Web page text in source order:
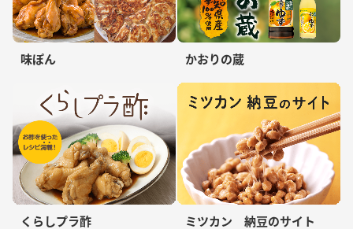
味ぽん かおりの蔵
くらしプラ酢 ミツカン 納豆のサイト